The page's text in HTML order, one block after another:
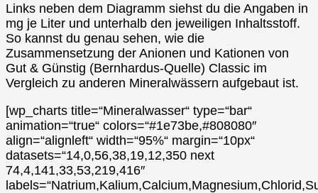
Links neben dem Diagramm siehst du die Angaben in
mg je Liter und unterhalb den jeweiligen Inhaltsstoff.
So kannst du genau sehen, wie die
Zusammensetzung der Anionen und Kationen von
Gut & Günstig (Bernhardus-Quelle) Classic im
Vergleich zu anderen Mineralwässern aufgebaut ist.
[wp_charts title=“Mineralwasser“ type=“bar“
animation=“true“ colors=“#1e73be,#808080″
align=“alignleft“ width=“95%“ margin=“10px“
datasets=“14,0,56,38,19,12,350 next
74,4,141,33,53,219,416″